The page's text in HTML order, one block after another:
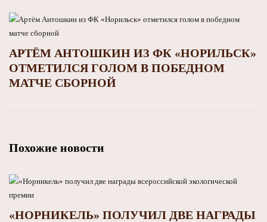
АРТЁМ АНТОШКИН ИЗ ФК «НОРИЛЬСК»
ОТМЕТИЛСЯ ГОЛОМ В ПОБЕДНОМ
МАТЧЕ СБОРНОЙ
Похожие новости
«НОРНИКЕЛЬ» ПОЛУЧИЛ ДВЕ НАГРАДЫ